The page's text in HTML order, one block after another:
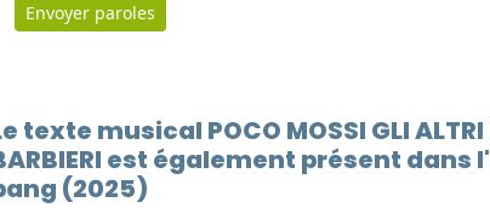
Envoyer paroles
texte musical POCO MOSSI GLI ALTRI
est également présent dans
(2025)